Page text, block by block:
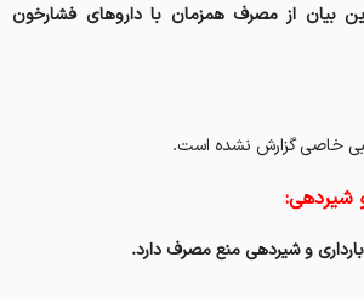
بیان از مصرف همزمان با دارو‌های فشارخون
خاصی گزارش نشده است.
شیردهی:
بارداری و شیردهی منع مصرف دارد‌.